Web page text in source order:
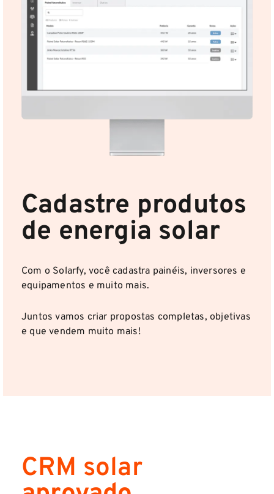
Cadastre produtos
de energia solar
Com o Solarfy, você cadastra painéis, inversores e
equipamentos e muito mais.
Juntos vamos criar propostas completas, objetivas
e que vendem muito mais!
CRM solar